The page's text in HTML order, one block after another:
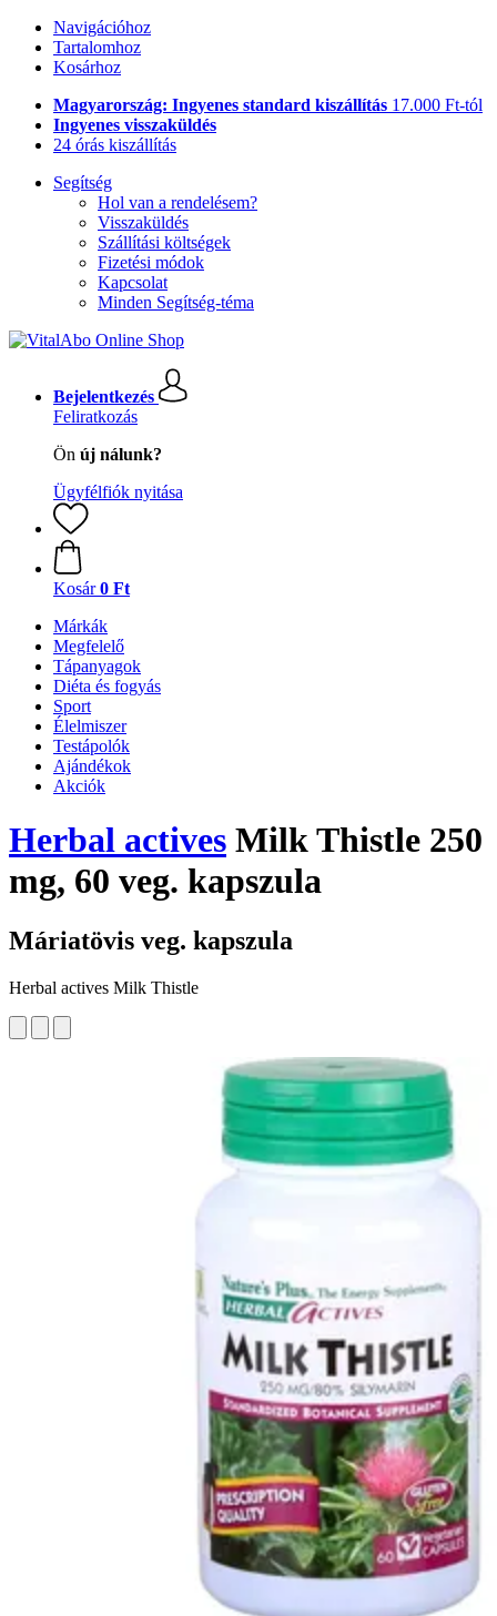
Navigációhoz
Tartalomhoz
Kosárhoz
Magyarország: Ingyenes standard kiszállítás 17.000 Ft-tól
Ingyenes visszaküldés
24 órás kiszállítás
Segítség
Hol van a rendelésem?
Visszaküldés
Szállítási költségek
Fizetési módok
Kapcsolat
Minden Segítség-téma
Bejelentkezés
Feliratkozás
Ön új nálunk?
Ügyfélfiók nyitása
Kosár 0 Ft
Márkák
Megfelelő
Tápanyagok
Diéta és fogyás
Sport
Élelmiszer
Testápolók
Ajándékok
Akciók
Herbal actives Milk Thistle 250
mg, 60 veg. kapszula
Máriatövis veg. kapszula
Herbal actives Milk Thistle